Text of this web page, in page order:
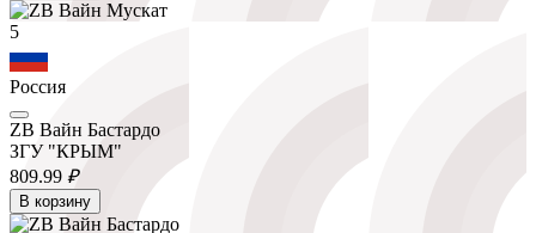
5
Россия
ZB Вайн Бастардо
ЗГУ "КРЫМ"
809.99 ₽
В корзину